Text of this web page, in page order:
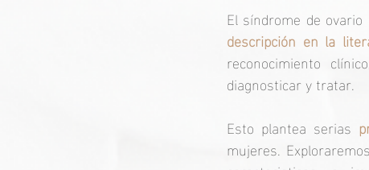
El síndrome de
descripción en la
reconocimiento
diagnosticar y tratar.
Esto plantea serias
mujeres.